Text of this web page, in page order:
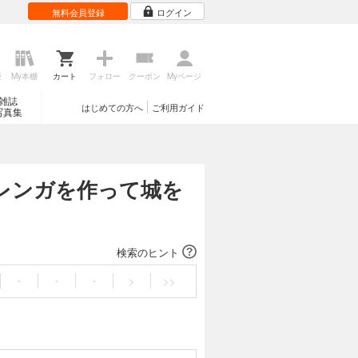
無料会員登録 ログイン
My本棚 カート フォロー クーポン Myページ
誌
真集
ご利用ガイド
はじめての方へ
ンガを作って城を
検索のヒント
・
・ ・ > >>